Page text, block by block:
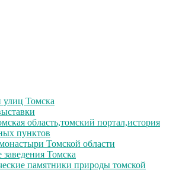
улиц Томска
область,томский портал,история
пунктов
Томской области
Томска
памятники природы томской